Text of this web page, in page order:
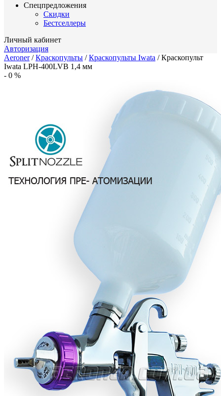
Спецпредложения
Скидки
Бестселлеры
Личный кабинет
Авторизация
Aeroner/Краскопульты /Краскопульты Iwata /Краскопульт
Iwata LPH-400LVB 1,4 мм
- 0 %